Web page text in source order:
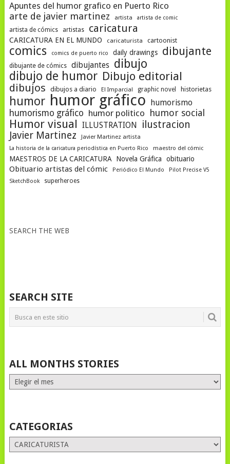
Apuntes del humor grafico en Puerto Rico
arte de javier martinez artista artista de comic
artista de cómics artistas caricatura
CARICATURA EN EL MUNDO caricaturista cartoonist
comics comics de puerto rico daily drawings dibujante
dibujante de cómics dibujantes dibujo
dibujo de humor Dibujo editorial
dibujos dibujos a diario El Imparcial graphic novel historietas
humor humor gráfico humorismo
humorismo gráfico humor politico humor social
Humor visual ILLUSTRATION
ilustracion
Javier Martinez
Javier Martinez artista
La historia de la caricatura periodística en Puerto Rico
maestro del cómic
MAESTROS DE LA CARICATURA Novela Gráfica obituario
Obituario artistas del cómic Periódico El Mundo
Pilot Precise V5
SketchBook
superheroes
SEARCH THE WEB
SEARCH SITE
ALL MONTHS STORIES
ALL
MONTHS
CATEGORIAS
Categorias